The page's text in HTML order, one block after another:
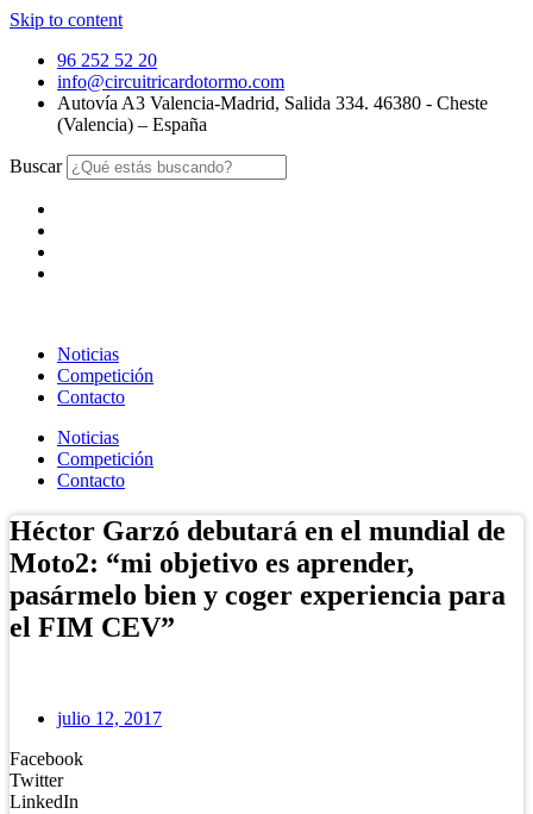
Skip to content
96 252 52 20
info@circuitricardotormo.com
Autovía A3 Valencia-Madrid, Salida 334. 46380 - Cheste
(Valencia) – España
Buscar
Noticias
Competición
Contacto
Noticias
Competición
Contacto
Héctor Garzó debutará en el mundial de
Moto2: “mi objetivo es aprender,
pasármelo bien y coger experiencia para
el FIM CEV”
julio 12, 2017
Facebook
Twitter
LinkedIn